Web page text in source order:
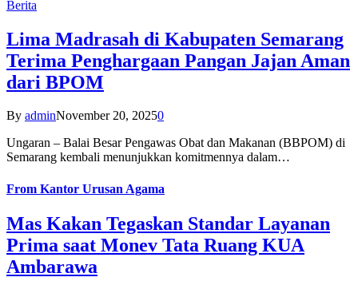
Berita
Lima Madrasah di Kabupaten Semarang
Terima Penghargaan Pangan Jajan Aman
dari BPOM
By adminNovember 20, 20250
Ungaran – Balai Besar Pengawas Obat dan Makanan (BBPOM) di
Semarang kembali menunjukkan komitmennya dalam…
From Kantor Urusan Agama
Mas Kakan Tegaskan Standar Layanan
Prima saat Monev Tata Ruang KUA
Ambarawa